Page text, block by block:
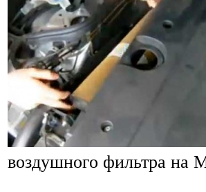
воздушного фильтра на